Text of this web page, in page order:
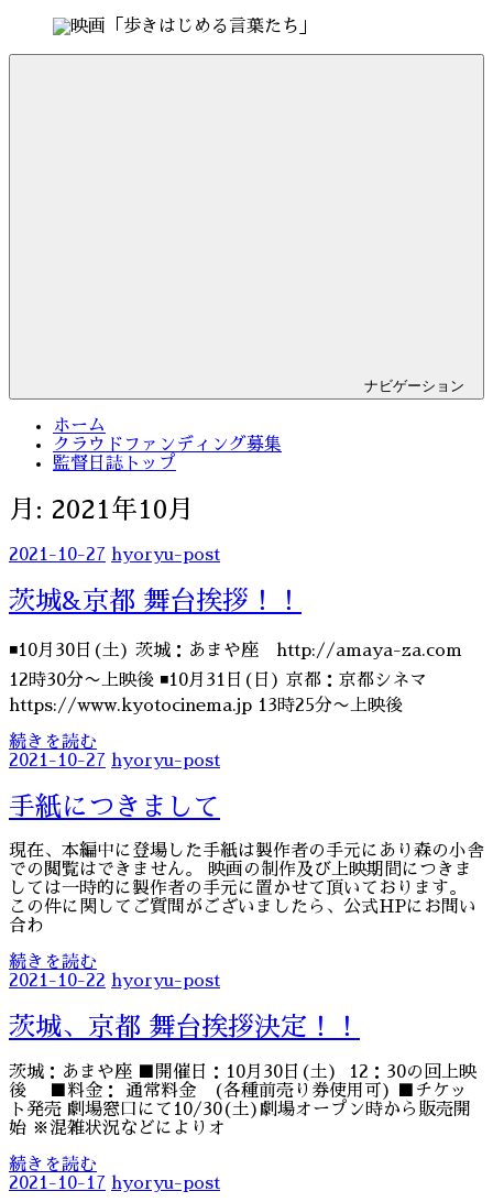
テ
督
another
ナビゲーション
ホーム
クラウドファンディング募集
監督日誌トップ
月: 2021年10月
2021-10-27 hyoryu-post
茨城&京都 舞台挨拶！！
◾️10月30日(土) 茨城：あまや座 http://amaya-za.com
12時30分〜上映後 ◾️10月31日(日) 京都：京都シネマ
https://www.kyotocinema.jp 13時25分〜上映後
続きを読む
2021-10-27 hyoryu-post
手紙につきまして
現在、本編中に登場した手紙は製作者の手元にあり森の小舎
での閲覧はできません。 映画の制作及び上映期間につきま
しては一時的に製作者の手元に置かせて頂いております。
この件に関してご質問がございましたら、公式HPにお問い
合わ
続きを読む
2021-10-22 hyoryu-post
茨城、京都 舞台挨拶決定！！
茨城：あまや座 ■開催日：10月30日(土) 12：30の回上映
後 ■料金： 通常料金 (各種前売り券使用可) ■チケッ
ト発売 劇場窓口にて10/30(土)劇場オープン時から販売開
始 ※混雑状況などによりオ
続きを読む
2021-10-17 hyoryu-post